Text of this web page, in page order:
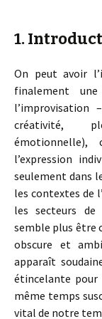
1.
On peut avoir
finalement
créativité,
l’expression
seulement dans
les contextes de
les secteurs de
semble plus être
obscure et
apparaît
étincelante pour
même temps
vital de notre